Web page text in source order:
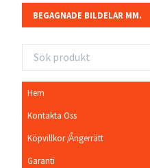
BEGAGNADE BILDELAR MM.
Hem
Kontakta Oss
Köpvillkor /Ångerrätt
Garanti